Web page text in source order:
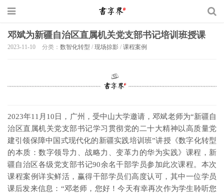
邓斌为新疆自治区直属机关党支部书记培训班授课
2023-11-10 分类： 数智化转型 / 现场掠影 / 课程案例
2023年11月10日，广州，受中山大学邀请，邓斌老师为“新疆自
治区直属机关党支部书记学习贯彻党的二十大精神以高质量党
建引领保障中国式现代化的新疆实践培训班”讲授《数字化转型
的本质：数字领导力、战略力、变革力的华为实践》课程，新
疆自治区各级党支部书记90余名干部学员参加此次课程。本次
课程案例详实鲜活，赢得干部学员们高度认可，其中一位学员
课后发来信息：“邓老师，您好！今天有幸再次作为学生聆听您